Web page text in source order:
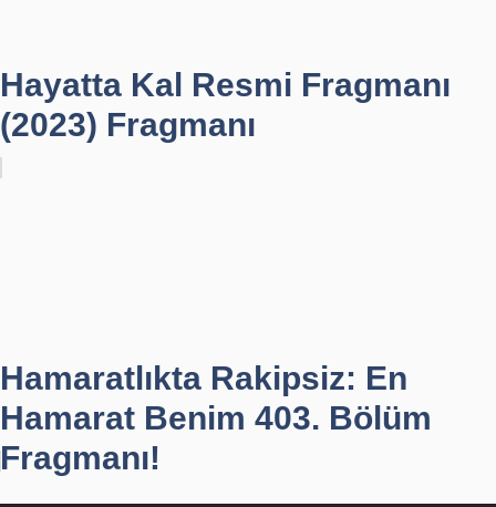
Hayatta Kal Resmi Fragmanı
(2023) Fragmanı
Hamaratlıkta Rakipsiz: En
Hamarat Benim 403. Bölüm
Fragmanı!